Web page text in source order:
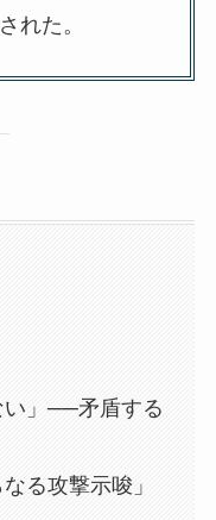
れた。
い」──矛盾する
る攻撃示唆」